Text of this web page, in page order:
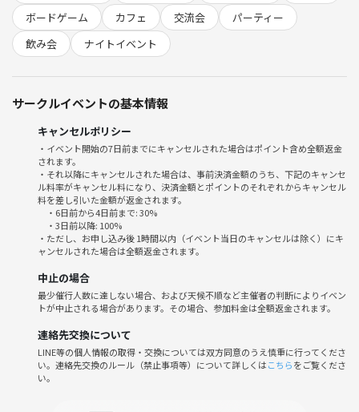
ソフトドリンク🥤
烏龍茶、コーラ、カルピス、炭酸水etc...
* ドレスコードは「おしゃれ」です✨
* 少し華やかな装いでお越しください
■ キャンセルポリシー
・開催3日前まで：無料
・2日前〜前日：参加費の50%
・当日キャンセル／無断欠席：参加費の100%
━━━━━━━━━━━━━━━
✔ 新しい出会いが欲しい
✔ ノリの合う仲間が欲しい
✔ 普段と違う刺激が欲しい
✔ ただの飲み会じゃ物足りない
ボードゲーム
カフェ 交流会
パーティー
飲み会
ナイトイベント
サークルイベントの基本情報
キャンセルポリシー
・イベント開始の7日前までにキャンセルされた場合はポイント含め全額返金
されます。
・それ以降にキャンセルされた場合は、事前決済金額のうち、下記のキャンセ
ル料率がキャンセル料になり、決済金額とポイントのそれぞれからキャンセル
料を差し引いた金額が返金されます。
・6日前から4日前まで: 30%
・3日前以降: 100%
・ただし、お申し込み後 1時間以内（イベント当日のキャンセルは除く）にキ
ャンセルされた場合は全額返金されます。
中止の場合
最少催行人数に達しない場合、および天候不順など主催者の判断によりイベン
トが中止される場合があります。その場合、参加料金は全額返金されます。
連絡先交換について
LINE等の個人情報の取得・交換については双方同意のうえ慎重に行ってくださ
い。連絡先交換のルール（禁止事項等）について詳しくはこちらをご覧くださ
い。